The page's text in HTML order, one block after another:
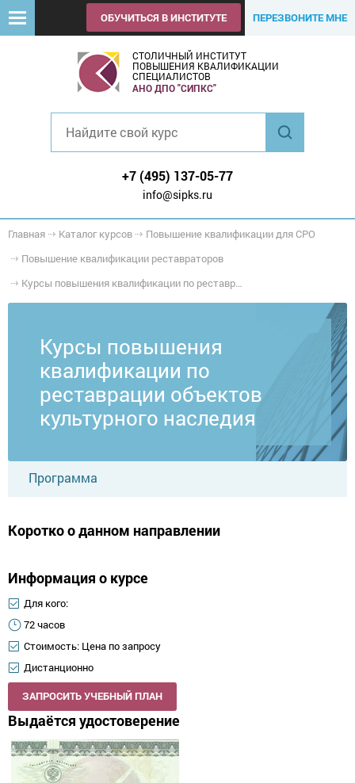
ОБУЧИТЬСЯ В ИНСТИТУТЕ ПЕРЕЗВОНИТЕ МНЕ
СТОЛИЧНЫЙ ИНСТИТУТ
ПОВЫШЕНИЯ КВАЛИФИКАЦИИ
СПЕЦИАЛИСТОВ
АНО ДПО "СИПКС"
+7 (495) 137-05-77
info@sipks.ru
Главная Каталог курсов
Повышение квалификации для СРО
Повышение квалификации реставраторов
Курсы повышения квалификации по реставрации объектов культурного наследия
Курсы повышения
квалификации по
реставрации объектов
культурного наследия
Программа
Коротко о данном направлении
Информация о курсе
Для кого:
72 часов
Стоимость: Цена по запросу
Дистанционно
ЗАПРОСИТЬ УЧЕБНЫЙ ПЛАН
Выдаётся удостоверение